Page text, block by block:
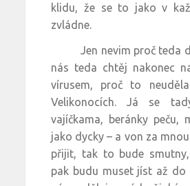
klidu, že se to jako v
zvládne.
Jen nevim proč teda
nás teda chtěj nakonec
vírusem, proč to
Velikonocích. Já se
vajíčkama, beránky peču,
jako dycky – a von za
přijit, tak to bude
pak budu muset jíst až do